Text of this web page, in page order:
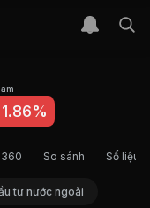
1.86%
360 So sánh Số liệu
tư nước ngoài